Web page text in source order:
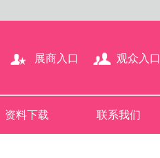
展商入口 观众入口
资料下载 联系我们